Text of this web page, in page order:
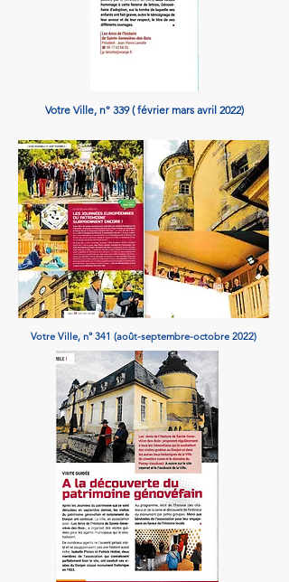
Votre Ville, n° 339 ( février mars avril 2022)
Votre Ville, n° 341 (août-septembre-octobre 2022)